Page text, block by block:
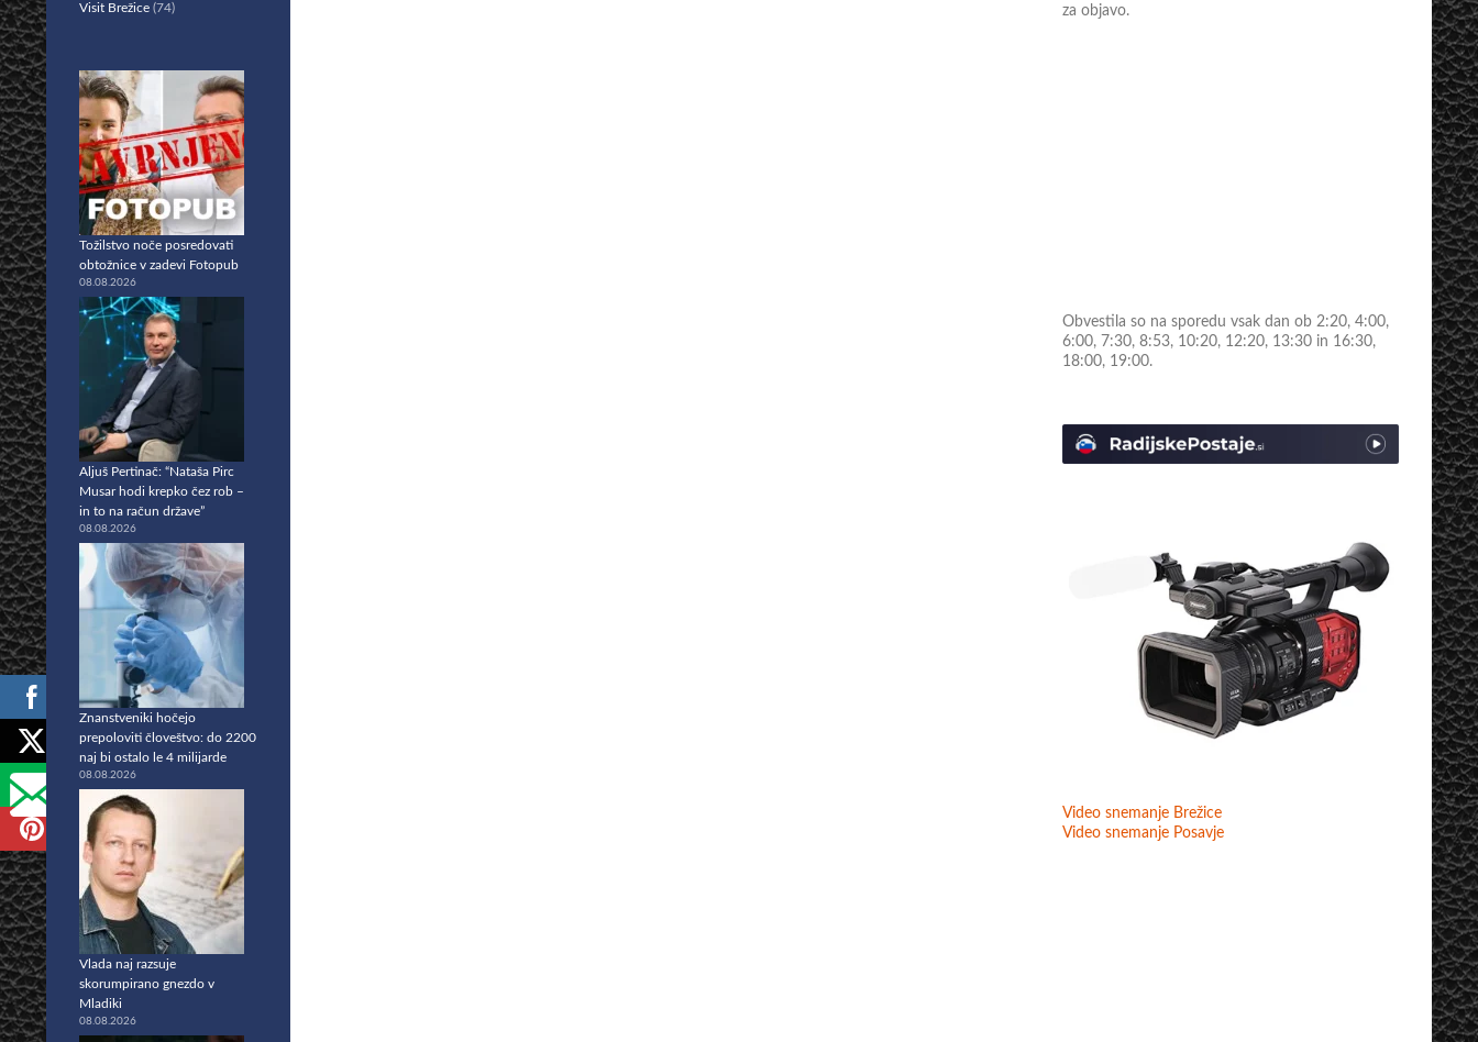
za objavo.
Obvestila so na sporedu vsak dan ob 2:20, 4:00,
6:00, 7:30, 8:53, 10:20, 12:20, 13:30 in 16:30,
18:00, 19:00.
Video snemanje Brežice
Video snemanje Posavje
Visit Brežice (74)
Tožilstvo noče posredovati
obtožnice v zadevi Fotopub
08.08.2026
Aljuš Pertinač: “Nataša Pirc
Musar hodi krepko čez rob –
in to na račun države”
08.08.2026
Znanstveniki hočejo
prepoloviti človeštvo: do 2200
naj bi ostalo le 4 milijarde
08.08.2026
Vlada naj razsuje
skorumpirano gnezdo v
Mladiki
08.08.2026